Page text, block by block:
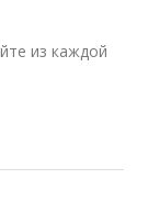
из каждой